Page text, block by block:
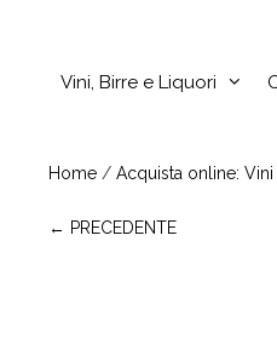
Vini, Birre e Liquori
Home / Acquista online:
← PRECEDENTE